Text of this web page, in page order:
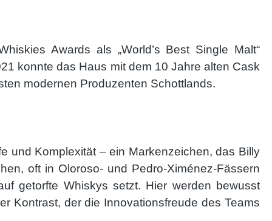
Awards als „World’s Best Single Malt“
konnte das Haus mit dem 10 Jahre alten Cask
modernen Produzenten Schottlands.
und Komplexität – ein Markenzeichen, das Billy
oft in Oloroso- und Pedro-Ximénez-Fässern
getorfte Whiskys setzt. Hier werden bewusst
Kontrast, der die Innovationsfreude des Teams